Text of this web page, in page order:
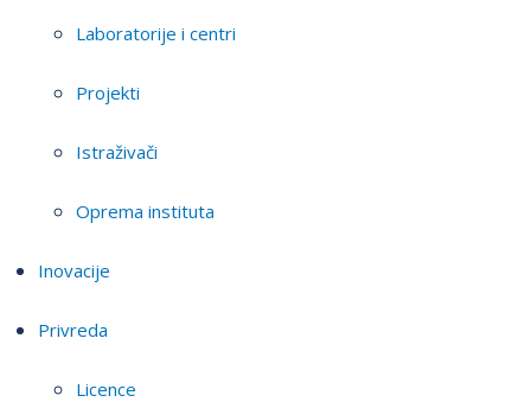
Laboratorije i centri
Projekti
Istraživači
Oprema instituta
Inovacije
Privreda
Licence